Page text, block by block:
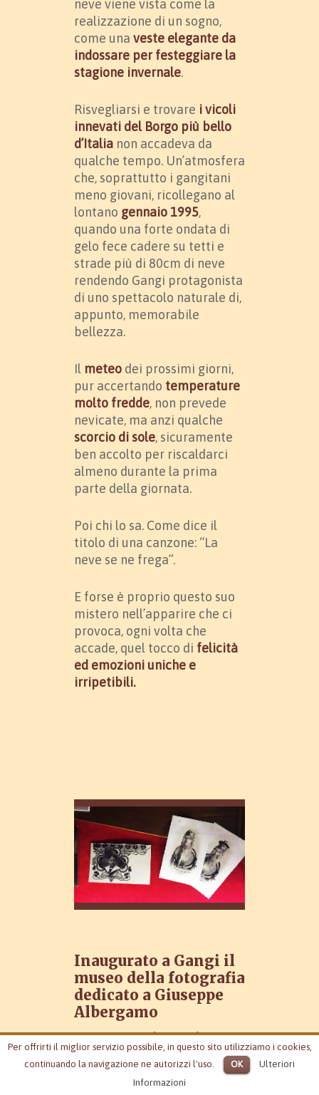
neve viene vista come la
realizzazione di un sogno,
come una veste elegante da
indossare per festeggiare la
stagione invernale.
Risvegliarsi e trovare i vicoli
innevati del Borgo più bello
d’Italia non accadeva da
qualche tempo. Un’atmosfera
che, soprattutto i gangitani
meno giovani, ricollegano al
lontano gennaio 1995,
quando una forte ondata di
gelo fece cadere su tetti e
strade più di 80cm di neve
rendendo Gangi protagonista
di uno spettacolo naturale di,
appunto, memorabile
bellezza.
Il meteo dei prossimi giorni,
pur accertando temperature
molto fredde, non prevede
nevicate, ma anzi qualche
scorcio di sole, sicuramente
ben accolto per riscaldarci
almeno durante la prima
parte della giornata.
Poi chi lo sa. Come dice il
titolo di una canzone: “La
neve se ne frega”.
E forse è proprio questo suo
mistero nell’apparire che ci
provoca, ogni volta che
accade, quel tocco di felicità
ed emozioni uniche e
irripetibili.
Inaugurato a Gangi il
museo della fotografia
dedicato a Giuseppe
Albergamo
Si dice che lafotografiasia il
miracolo solare in cui l’artista
collabora con il Sole. Una
macchina, quella fotografica,
Per offrirti il miglior servizio possibile, in questo sito utilizziamo i cookies,
continuando la navigazione ne autorizzi l'uso.
OK
Ulteriori
Informazioni